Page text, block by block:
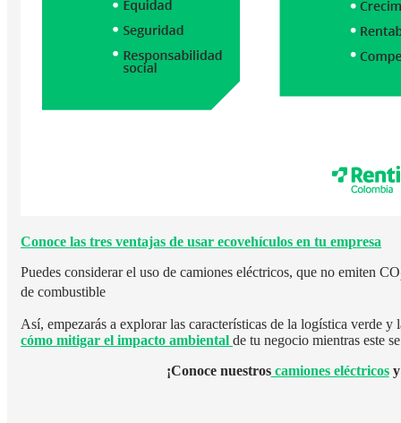
Conoce las tres ventajas de usar ecovehículos en tu empresa
Puedes considerar el uso de camiones eléctricos, que no emiten CO
de combustible
Así, empezarás a explorar las características de la logística verde y
cómo mitigar el impacto ambiental de tu negocio mientras este
¡Conoce nuestroscamiones eléctricosy